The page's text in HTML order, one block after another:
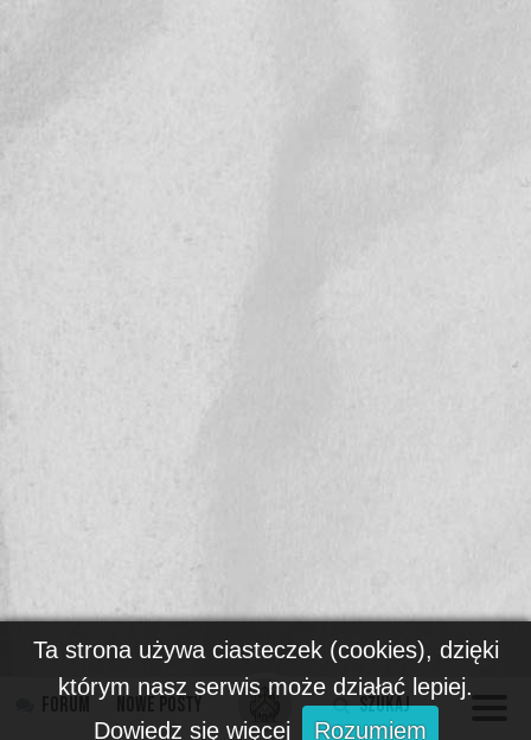
Szukaj
Ta strona używa ciasteczek (cookies), dzięki
którym nasz serwis może działać lepiej.
Dowiedz się więcej
Rozumiem